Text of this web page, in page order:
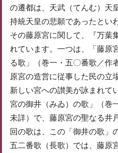
の遷都は、天武（てんむ）天
持統天皇の悲願であったとい
その藤原宮に関して、『万葉
れています。一つは、「藤原
る歌」（巻一・五〇番歌／作
原宮の造営に従事した民の立
新しい宮への讃美が詠まれて
宮の御井（みゐ）の歌」（巻
未詳）で、藤原宮の聖なる井
回の歌は、この「御井の歌」
五二番歌（長歌）では、藤原